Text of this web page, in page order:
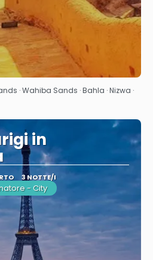
Vedere
· Wahiba Sands · Bahla · Nizwa ·
in
3 NOTTE/I
- City